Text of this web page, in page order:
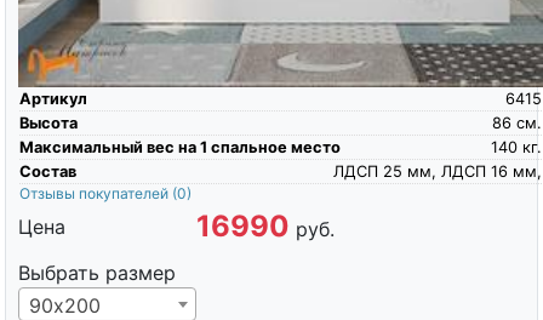
Артикул
6415
Высота
см.
86
Максимальный вес на 1 спальное место
кг.
140
Состав
ЛДСП 25 мм, ЛДСП 16 мм,
Отзывы покупателей (0)
Цена 16990 руб.
Выбрать размер
90х200